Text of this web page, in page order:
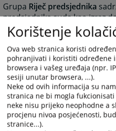
Grupa Riječ predsjednika
predsjednika suda kao izraz
boljom međusobnom
Grupa Najava događaja
događanja važnih za sud sa
GrupaČesto postavljana
odgovore koji su najčešće
su za rad suda ili druge
GrupaRaspored suđenja
o suđenjima u sudu za
GrupaVijesti iz pravosuđa
Korištenje
Ova web stranica koristi
pohranjivati i koristiti određene
browsera i vašeg uređaja (npr.
sesiji unutar browsera, ...).
Neke od ovih informacija su
stranica ne bi mogla
neke nisu prijeko neophodne a
procjenu nivoa posjećenosti,
stranice...).